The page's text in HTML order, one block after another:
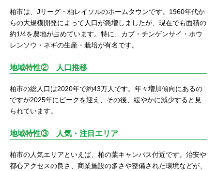
柏市は、Jリーグ・柏レイソルのホームタウンです。1960年代か
らの大規模開発によって人口が急増しましたが、現在でも面積の
約1/4を農地が占めています。特に、カブ・チンゲンサイ・ホウ
レンソウ・ネギの生産・栽培が有名です。
地域特性② 人口推移
柏市の総人口は2020年で約43万人です。年々増加傾向にあるの
ですが2025年にピークを迎え、その後、緩やかに減少すると見
られています。
地域特性③ 人気・注目エリア
柏市の人気エリアといえば、柏の葉キャンパス付近です。治安や
都心アクセスの良さ、商業施設の多さや整備された環境などが、